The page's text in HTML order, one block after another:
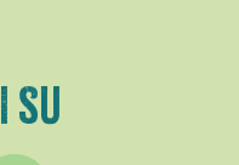
SU